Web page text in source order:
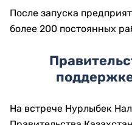
После запуска
более 200 постоянных
На встрече Нурлыбек